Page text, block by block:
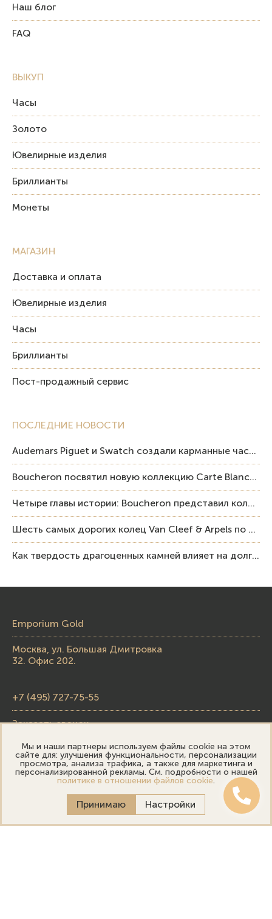
Наш блог
FAQ
ВЫКУП
Часы
Золото
Ювелирные изделия
Бриллианты
Монеты
ПОСЛЕДНИЕ НОВОСТИ
Audemars Piguet и Swatch создали карманные часы в эстетике Royal Oak и Pop Art
Boucheron посвятил новую коллекцию Carte Blanche Human Being человеку и силе мастерства
Четыре главы истории: Boucheron представил коллекцию «Nom: Boucheron, Prénom: Frédéric»
Шесть самых дорогих колец Van Cleef & Arpels по итогам аукционов Sotheby’s
Как твердость драгоценных камней влияет на долговечность ювелирных изделий
МАГАЗИН
Доставка и оплата
Ювелирные изделия
Часы
Бриллианты
Пост-продажный сервис
Emporium Gold
Москва, ул. Большая Дмитровка
32. Офис 202.
+7 (495) 727-75-55
Заказать звонок
skupka@emporiumgold.com
sale@emporiumgold.com
Режим работы:
Пн-Пт: 10:00–20:00
Мы и наши партнеры используем файлы cookie на этом
сайте для: улучшения функциональности, персонализации
просмотра, анализа трафика, а также для маркетинга и
персонализированной рекламы. См. подробности о нашей
политике в отношении файлов cookie.
Принимаю Настройки